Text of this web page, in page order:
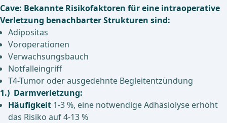
Cave: Bekannte Risikofaktoren für eine intraoperative
Verletzung benachbarter Strukturen sind:
Adipositas
Voroperationen
Verwachsungsbauch
Notfalleingriff
T4-Tumor oder ausgedehnte Begleitentzündung
1.) Darmverletzung:
Häufigkeit 1-3 %, eine notwendige Adhäsiolyse erhöht
das Risiko auf 4-13 %